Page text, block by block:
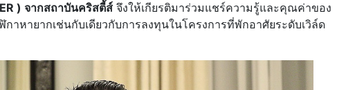
) จากสถาบันคริสตี้ส์ จึงให้เกียรติมาร่วมแชร์ความรู้และคุณค่าของ
าหายากเช่นกับเดียวกับการลงทุนในโครงการที่พักอาศัยระดับเวิล์ด